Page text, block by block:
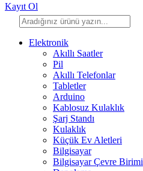
Kayıt Ol
Elektronik
Akıllı Saatler
Pil
Akıllı Telefonlar
Tabletler
Arduino
Kablosuz Kulaklık
Şarj Standı
Kulaklık
Küçük Ev Aletleri
Bilgisayar
Bilgisayar Çevre Birimi